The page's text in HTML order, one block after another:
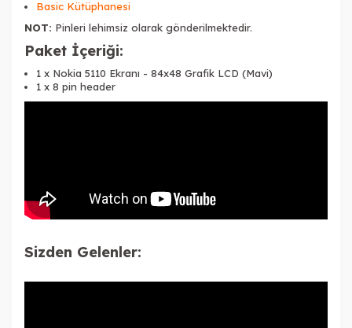
Basic Kütüphanesi
NOT: Pinleri lehimsiz olarak gönderilmektedir.
Paket İçeriği:
1 x Nokia 5110 Ekranı - 84x48 Grafik LCD (Mavi)
1 x 8 pin header
Sizden Gelenler: